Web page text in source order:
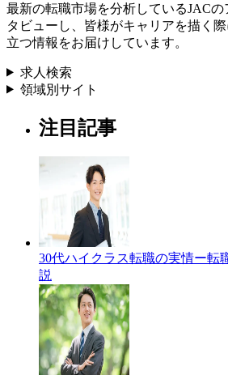
最新の転職市場を分析しているJAC
タビューし、皆様がキャリアを描く
立つ情報をお届けしています。
求人検索
領域別サイト
注目記事
30代ハイクラス転職の実情ー転
説